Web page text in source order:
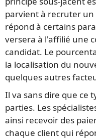
parvient à recruter
répond à certains
versera à l'affilié une
candidat. Le
la localisation du
quelques autres
Il va sans dire que ce
parties. Les
ainsi recevoir des
chaque client qui